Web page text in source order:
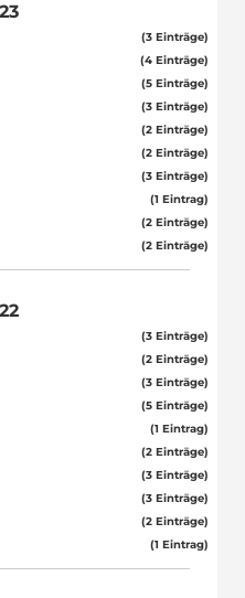
(3 Einträge)
(4 Einträge)
(5 Einträge)
(3 Einträge)
(2 Einträge)
(2 Einträge)
(3 Einträge)
(1 Eintrag)
(2 Einträge)
(2 Einträge)
(3 Einträge)
(2 Einträge)
(3 Einträge)
(5 Einträge)
(1 Eintrag)
(2 Einträge)
(3 Einträge)
(3 Einträge)
(2 Einträge)
(1 Eintrag)